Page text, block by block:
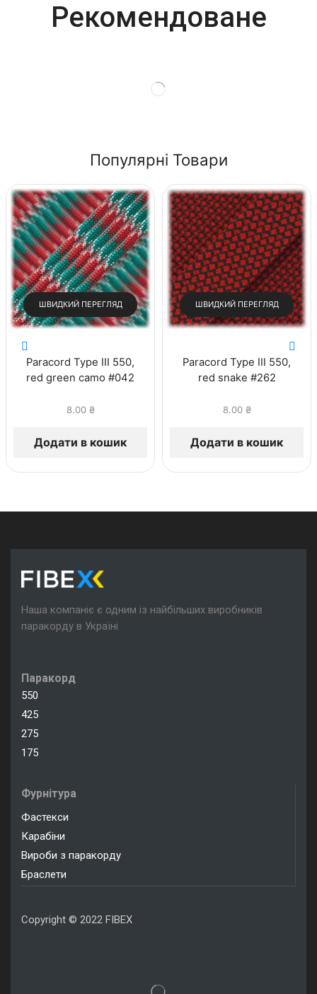
Powerbank
Рекомендоване
Популярні Товари
ШВИДКИЙ ПЕРЕГЛЯД
Paracord Type III 550,
red green camo #042
8.00₴
Додати в кошик
ШВИДКИЙ ПЕРЕГЛЯД
Paracord Type III 550,
red snake #262
8.00₴
Додати в кошик
Наша компаніє є одним із найбільших виробників
паракорду в Україні
Паракорд
550
425
275
175
Фурнітура
Фастекси
Карабіни
Вироби з паракорду
Браслети
Copyright © 2022 FIBEX